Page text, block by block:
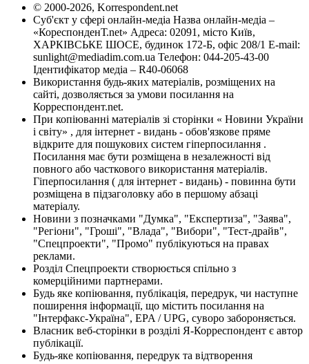
© 2000-2026, Korrespondent.net
Суб'єкт у сфері онлайн-медіа Назва онлайн-медіа –
«КореспонденТ.net» Адреса: 02091, місто Київ,
ХАРКІВСЬКЕ ШОСЕ, будинок 172-Б, офіс 208/1 E-mail:
sunlight@mediadim.com.ua Телефон: 044-205-43-00
Ідентифікатор медіа – R40-06068
Використання будь-яких матеріалів, розміщених на
сайті, дозволяється за умови посилання на
Корреспондент.net.
При копіюванні матеріалів зі сторінки « Новини України
і світу» , для інтернет - видань - обов'язкове пряме
відкрите для пошукових систем гіперпосилання .
Посилання має бути розміщена в незалежності від
повного або часткового використання матеріалів.
Гіперпосилання ( для інтернет - видань) - повинна бути
розміщена в підзаголовку або в першому абзаці
матеріалу.
Новини з позначками "Думка", "Експертиза", "Заява",
"Регіони", "Гроші", "Влада", "Вибори", "Тест-драйв",
"Спецпроекти", "Промо" публікуються на правах
реклами.
Розділ Спецпроекти створюється спільно з
комерційними партнерами.
Будь яке копіювання, публікація, передрук, чи наступне
поширення інформації, що містить посилання на
"Інтерфакс-Україна", EPA / UPG, суворо забороняється.
Власник веб-сторінки в розділі Я-Корреспондент є автор
публікації.
Будь-яке копіювання, передрук та відтворення